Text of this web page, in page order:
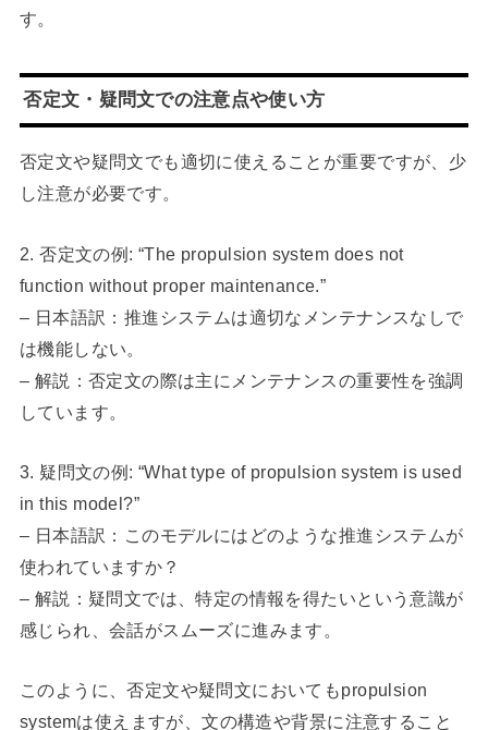
す。
否定文・疑問文での注意点や使い方
否定文や疑問文でも適切に使えることが重要ですが、少
し注意が必要です。
2. 否定文の例: “The propulsion system does not
function without proper maintenance.”
– 日本語訳：推進システムは適切なメンテナンスなしで
は機能しない。
– 解説：否定文の際は主にメンテナンスの重要性を強調
しています。
3. 疑問文の例: “What type of propulsion system is used
in this model?”
– 日本語訳：このモデルにはどのような推進システムが
使われていますか？
– 解説：疑問文では、特定の情報を得たいという意識が
感じられ、会話がスムーズに進みます。
このように、否定文や疑問文においてもpropulsion
systemは使えますが、文の構造や背景に注意すること